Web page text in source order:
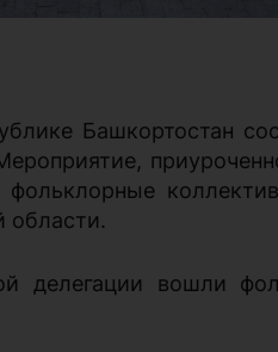
Башкортостан
фольклорные
области.
делегации вошли